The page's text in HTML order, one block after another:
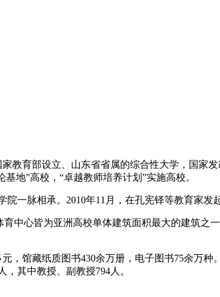
教育部设立、山东省省属的综合性大学，国家
地”高校，“卓越教师培养计划”实施高校。
一脉相承。2010年11月，在孔宪铎等教育家发
中心皆为亚洲高校单体建筑面积最大的建筑之
，馆藏纸质图书430余万册，电子图书75余万
其中教授、副教授794人。